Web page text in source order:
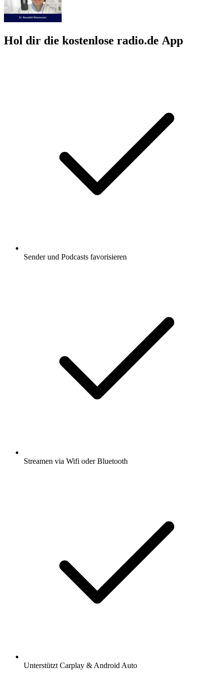
Hol dir die kostenlose radio.de App
Sender und Podcasts favorisieren
Streamen via Wifi oder Bluetooth
Unterstützt Carplay & Android Auto